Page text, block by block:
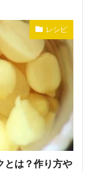
レシピ
とは？作り方や